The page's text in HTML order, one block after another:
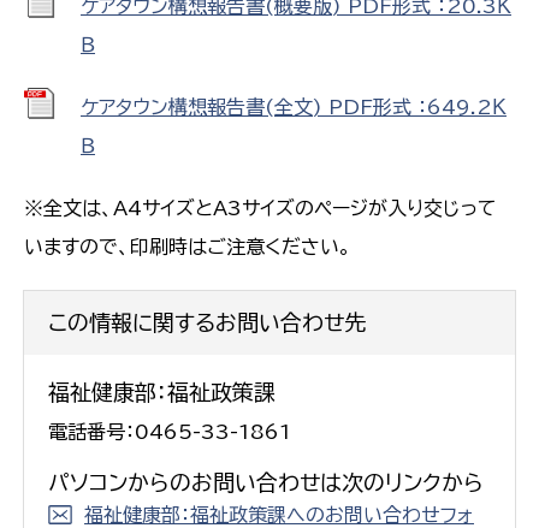
ケアタウン構想報告書(概要版) PDF形式 ：20.3Ｋ
Ｂ
ケアタウン構想報告書(全文) PDF形式 ：649.2Ｋ
Ｂ
※全文は、A4サイズとA3サイズのページが入り交じって
いますので、印刷時はご注意ください。
この情報に関するお問い合わせ先
福祉健康部：福祉政策課
電話番号：0465-33-1861
パソコンからのお問い合わせは次のリンクから
福祉健康部：福祉政策課へのお問い合わせフォ